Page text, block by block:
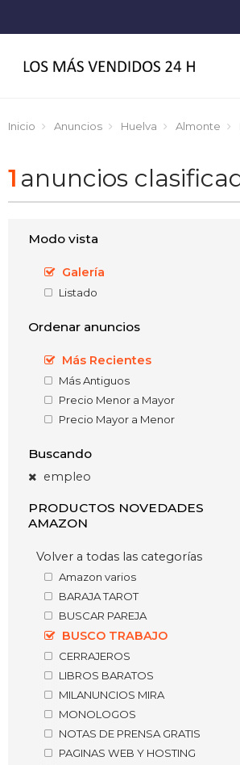
Inicio Anuncios Huelva Almonte
1 anuncios
Modo vista
Galería
Listado
Ordenar anuncios
Más Recientes
Más Antiguos
Precio Menor a Mayor
Precio Mayor a Menor
Buscando
empleo
PRODUCTOS NOVEDADES
AMAZON
Volver a todas las categorías
Amazon varios
BARAJA TAROT
BUSCAR PAREJA
BUSCO TRABAJO
CERRAJEROS
LIBROS BARATOS
MILANUNCIOS MIRA
MONOLOGOS
NOTAS DE PRENSA GRATIS
PAGINAS WEB Y HOSTING